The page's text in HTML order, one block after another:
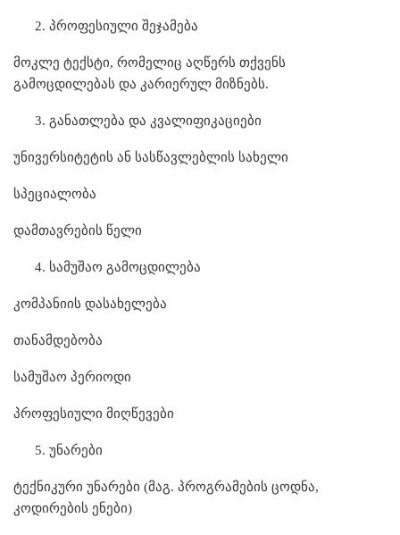
პროფესიული შეჯამება
მოკლე ტექსტი, რომელიც აღწერს თქვენს
გამოცდილებას და კარიერულ მიზნებს.
განათლება და კვალიფიკაციები
უნივერსიტეტის ან სასწავლებლის სახელი
სპეციალობა
დამთავრების წელი
სამუშაო გამოცდილება
კომპანიის დასახელება
თანამდებობა
სამუშაო პერიოდი
პროფესიული მიღწევები
უნარები
ტექნიკური უნარები (მაგ. პროგრამების ცოდნა,
კოდირების ენები)